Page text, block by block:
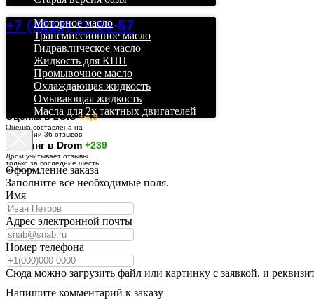
+7 (4212) 77-55-57
Оценка в 2GIS+4,9
Оценка составлена на
основании 36 отзывов.
Рейтинг в Drom +239
Дром учитывает отзывы
только за последние шесть
месяцев.
Моторное масло
Трансмиссионное масло
Гидравлическое масло
Жидкость для КПП
Промывочное масло
Охлаждающая жидкость
Омывающая жидкость
Масла для 2х тактных двигателей
Оформление заказа
Заполните все необходимые поля.
Имя
Адрес электронной почты
Номер телефона
Сюда можно загрузить файл или картинку с заявкой, и
Напишите комментарий к заказу